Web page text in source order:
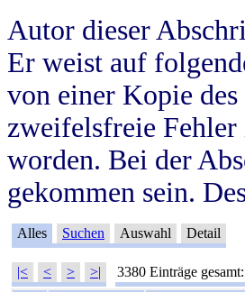
Autor dieser
Er weist auf
von einer Kopie
zweifelsfreie
worden. Bei der
gekommen sein.
Alles Suchen Auswahl Detail
|< < > >| 3380 Einträge gesamt: